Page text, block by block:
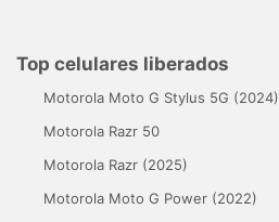
Top celulares liberados
Motorola Moto G Stylus 5G (2024)
Motorola Razr 50
Motorola Razr (2025)
Motorola Moto G Power (2022)